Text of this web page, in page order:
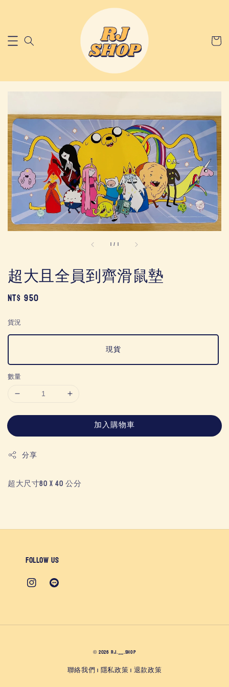
1 / 1
超大且全員到齊滑鼠墊
Regular
NT$ 950
貨況
現貨
數量
加入購物車
分享
超大尺寸80 x 40 公分
Follow us
© 2026 RJ.__.SHOP
聯絡我們 | 隱私政策 | 退款政策